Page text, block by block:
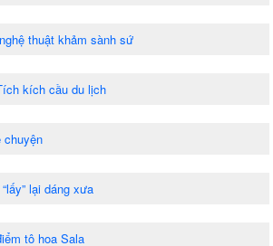
thuật khảm sành sứ
kích cầu du lịch
chuyện
lại dáng xưa
tô hoa Sala